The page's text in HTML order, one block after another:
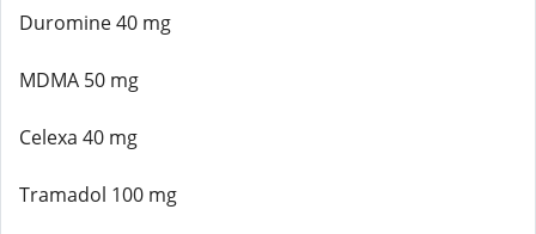
Duromine 40 mg
MDMA 50 mg
Celexa 40 mg
Tramadol 100 mg